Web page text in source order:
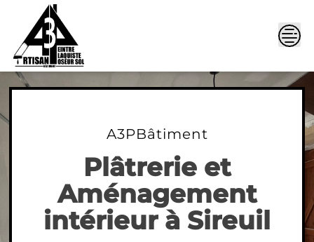
A3PBâtiment
Plâtrerie et
Aménagement
intérieur à Sireuil